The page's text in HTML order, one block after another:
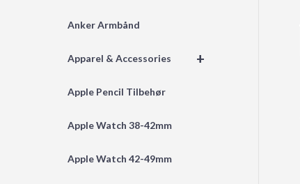
Anker Armbånd
+
Apparel & Accessories
Apple Pencil Tilbehør
Apple Watch 38-42mm
Apple Watch 42-49mm